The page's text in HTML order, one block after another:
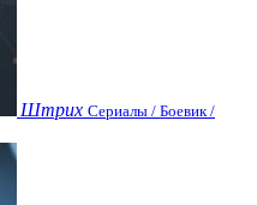
Штрих Сериалы / Боевик /